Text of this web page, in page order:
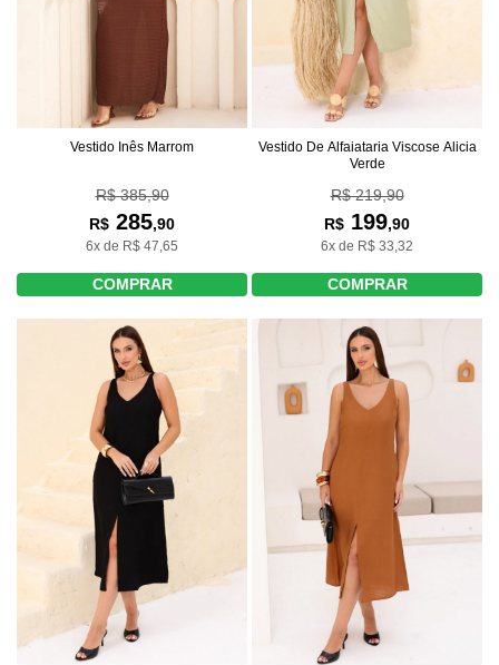
Vestido Inês Marrom
R$ 385,90
R$ 285,90
6x de R$ 47,65
COMPRAR
Vestido De Alfaiataria Viscose Alicia
Verde
R$ 219,90
R$ 199,90
6x de R$ 33,32
COMPRAR